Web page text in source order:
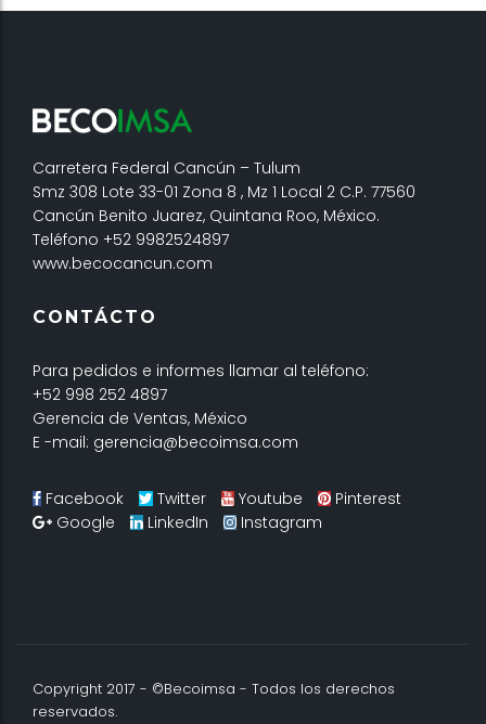
Carretera Federal Cancún – Tulum
Smz 308 Lote 33-01 Zona 8 , Mz 1 Local 2 C.P. 77560
Cancún Benito Juarez, Quintana Roo, México.
Teléfono +52 9982524897
www.becocancun.com
CONTÁCTO
Para pedidos e informes llamar al teléfono:
+52 998 252 4897
Gerencia de Ventas, México
E -mail: gerencia@becoimsa.com
Facebook Twitter Youtube
Pinterest
Google
LinkedIn Instagram
Copyright 2017 - ©Becoimsa - Todos los derechos
reservados.